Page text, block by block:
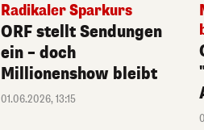
Radikaler Sparkurs
ORF stellt Sendungen
ein – doch
Millionenshow bleibt
01.06.2026, 13:15